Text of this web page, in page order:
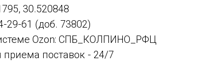
30.520848
29-61 (доб. 73802)
Ozon: СПБ_КОЛПИНО_РФЦ
поставок - 24/7